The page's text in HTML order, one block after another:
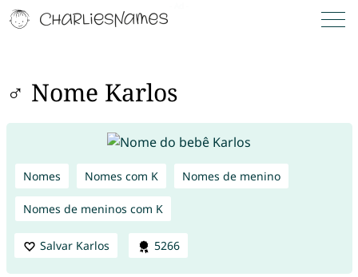
♂ Nome Karlos
Nomes Nomes com K Nomes de menino
Nomes de meninos com K
Salvar Karlos 5266